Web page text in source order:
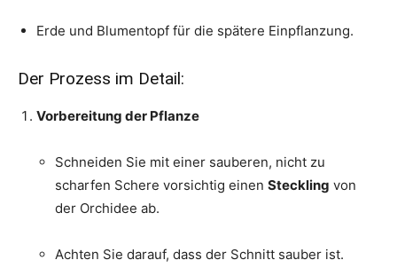
Erde und Blumentopf für die spätere Einpflanzung.
Der Prozess im Detail:
Vorbereitung der Pflanze
Schneiden Sie mit einer sauberen, nicht zu
scharfen Schere vorsichtig einen Steckling von
der Orchidee ab.
Achten Sie darauf, dass der Schnitt sauber ist.